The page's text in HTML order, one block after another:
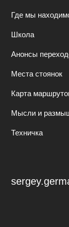
Где мы
Школа
Анонсы
Места стоянок
Карта
Мысли и
Техничка